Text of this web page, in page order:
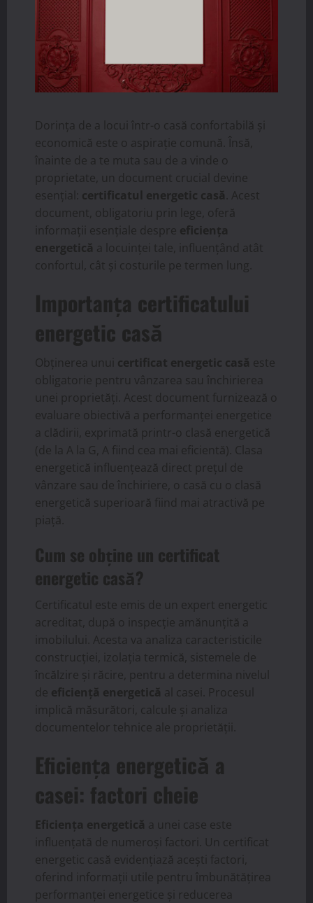
Dorința de a locui într-o casă confortabilă și
economică este o aspirație comună. Însă,
înainte de a te muta sau de a vinde o
proprietate, un document crucial devine
esențial: certificatul energetic casă . Acest
document, obligatoriu prin lege, oferă
informații esențiale despre eficiența
energetică a locuinței tale, influențând atât
confortul, cât și costurile pe termen lung.
Importanța certificatului
energetic casă
Obținerea unui certificat energetic casă este
obligatorie pentru vânzarea sau închirierea
unei proprietăți. Acest document furnizează o
evaluare obiectivă a performanței energetice
a clădirii, exprimată printr-o clasă energetică
(de la A la G, A fiind cea mai eficientă). Clasa
energetică influențează direct prețul de
vânzare sau de închiriere, o casă cu o clasă
energetică superioară fiind mai atractivă pe
piață.
Cum se obține un certificat
energetic casă?
Certificatul este emis de un expert energetic
acreditat, după o inspecție amănunțită a
imobilului. Acesta va analiza caracteristicile
construcției, izolația termică, sistemele de
încălzire și răcire, pentru a determina nivelul
de eficiență energetică al casei. Procesul
implică măsurători, calcule și analiza
documentelor tehnice ale proprietății.
Eficiența energetică a
casei: factori cheie
Eficiența energetică a unei case este
influențată de numeroși factori. Un certificat
energetic casă evidențiază acești factori,
oferind informații utile pentru îmbunătățirea
performanței energetice și reducerea